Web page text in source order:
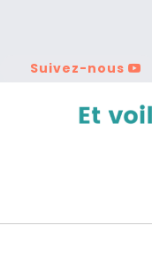
Suivez-nous